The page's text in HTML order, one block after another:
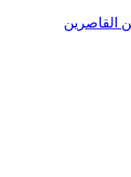
القاصرين